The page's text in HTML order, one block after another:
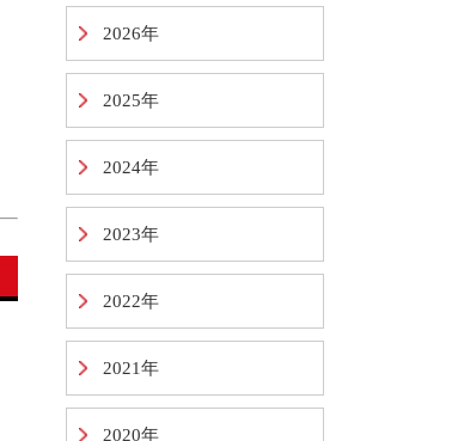
2026年
2025年
2024年
2023年
2022年
2021年
2020年